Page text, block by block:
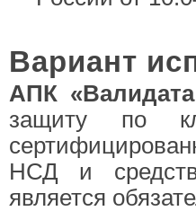
Вариант
АПК
защиту по
НСД и
является